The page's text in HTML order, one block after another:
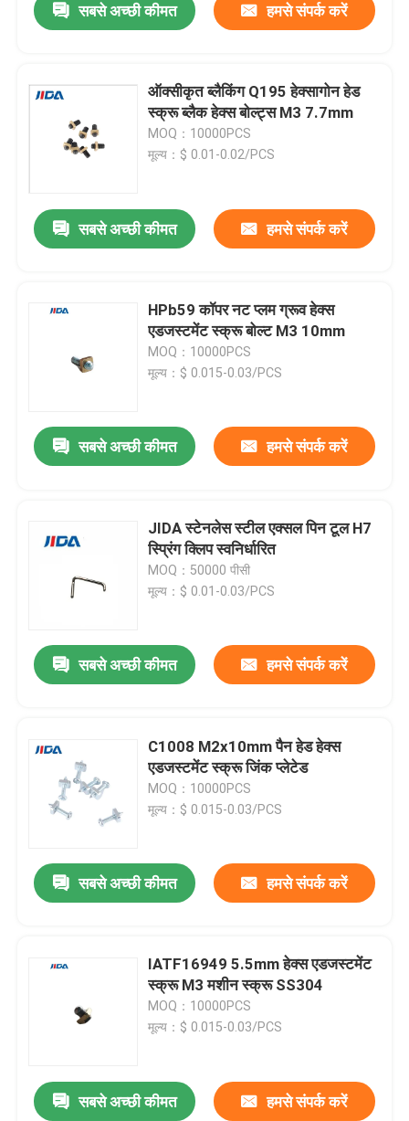
वीडियो
सबसे अच्छी कीमत हमसे संपर्क करें
ऑक्सीकृत ब्लैकिंग Q195 हेक्सागोन हेड
स्क्रू ब्लैक हेक्स बोल्ट्स M3 7.7mm
MOQ：10000PCS
मूल्य：$ 0.01-0.02/PCS
सबसे अच्छी कीमत हमसे संपर्क करें
HPb59 कॉपर नट प्लम ग्रूव हेक्स
एडजस्टमेंट स्क्रू बोल्ट M3 10mm
MOQ：10000PCS
मूल्य：$ 0.015-0.03/PCS
सबसे अच्छी कीमत हमसे संपर्क करें
JIDA स्टेनलेस स्टील एक्सल पिन टूल H7
स्प्रिंग क्लिप स्वनिर्धारित
MOQ：50000 पीसी
मूल्य：$ 0.01-0.03/PCS
सबसे अच्छी कीमत हमसे संपर्क करें
C1008 M2x10mm पैन हेड हेक्स
एडजस्टमेंट स्क्रू जिंक प्लेटेड
MOQ：10000PCS
मूल्य：$ 0.015-0.03/PCS
सबसे अच्छी कीमत हमसे संपर्क करें
IATF16949 5.5mm हेक्स एडजस्टमेंट
स्क्रू M3 मशीन स्क्रू SS304
MOQ：10000PCS
मूल्य：$ 0.015-0.03/PCS
सबसे अच्छी कीमत हमसे संपर्क करें
लकड़ी कंक्रीट धातु छत के लिए 22 ए पैन हेड सेल्फ ड्रिलिंग 3 इंच जस्ती शिकंजा;